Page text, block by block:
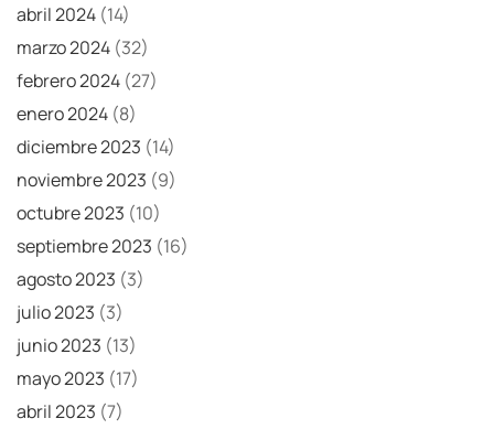
abril 2024 (14)
marzo 2024 (32)
febrero 2024 (27)
enero 2024 (8)
diciembre 2023 (14)
noviembre 2023 (9)
octubre 2023 (10)
septiembre 2023 (16)
agosto 2023 (3)
julio 2023 (3)
junio 2023 (13)
mayo 2023 (17)
abril 2023 (7)